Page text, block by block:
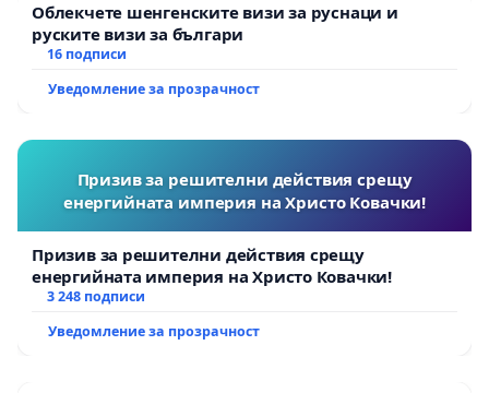
Облекчете шенгенските визи за руснаци и
руските визи за българи
16 подписи
Уведомление за прозрачност
Призив за решителни действия срещу
енергийната империя на Христо Ковачки!
Призив за решителни действия срещу
енергийната империя на Христо Ковачки!
3 248 подписи
Уведомление за прозрачност